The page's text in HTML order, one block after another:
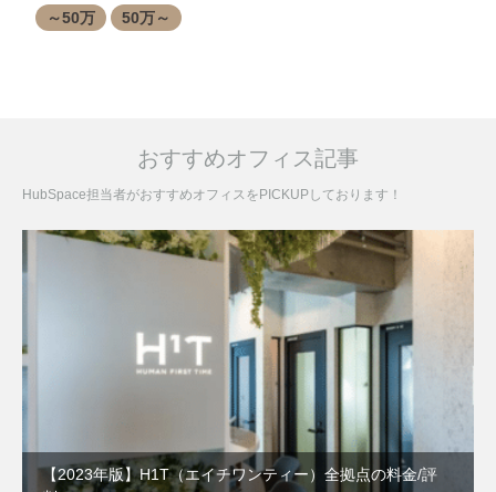
～50万
50万～
おすすめオフィス記事
HubSpace担当者がおすすめオフィスをPICKUPしております！
【2023年版】H1T（エイチワンティー）全拠点の料金/評